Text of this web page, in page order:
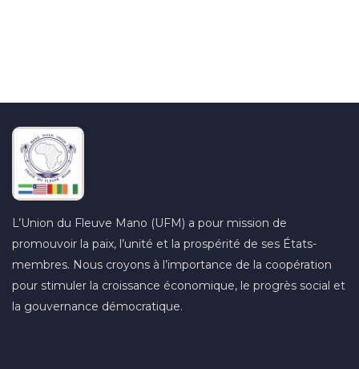
L’Union du Fleuve Mano (UFM) a pour mission de
promouvoir la paix, l’unité et la prospérité de ses États-
membres. Nous croyons à l’importance de la coopération
pour stimuler la croissance économique, le progrès social et
la gouvernance démocratique.